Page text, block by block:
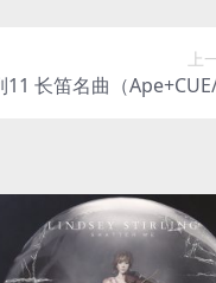
上
长笛名曲（